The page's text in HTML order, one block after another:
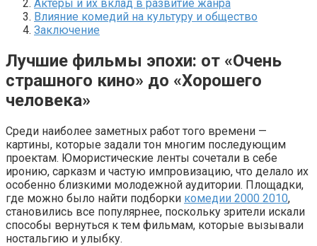
Актеры и их вклад в развитие жанра
Влияние комедий на культуру и общество
Заключение
Лучшие фильмы эпохи: от «Очень
страшного кино» до «Хорошего
человека»
Среди наиболее заметных работ того времени —
картины, которые задали тон многим последующим
проектам. Юмористические ленты сочетали в себе
иронию, сарказм и частую импровизацию, что делало их
особенно близкими молодежной аудитории. Площадки,
где можно было найти подборки комедии 2000 2010,
становились все популярнее, поскольку зрители искали
способы вернуться к тем фильмам, которые вызывали
ностальгию и улыбку.